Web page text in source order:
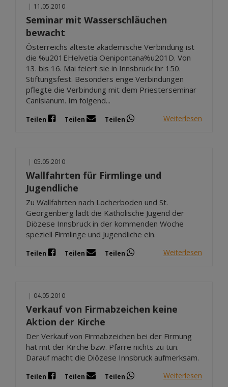
| 11.05.2010
Seminar mit Wasserschläuchen
bewacht
Österreichs älteste akademische Verbindung ist
die %u201EHelvetia Oenipontana%u201D. Von
13. bis 16. Mai feiert sie in Innsbruck ihr 150.
Stiftungsfest. Besonders enge Verbindungen
pflegte die Verbindung mit dem Priesterseminar
Canisianum. Im folgend...
Teilen Teilen Teilen Weiterlesen
| 05.05.2010
Wallfahrten für Firmlinge und
Jugendliche
Zu Wallfahrten nach Locherboden und St.
Georgenberg lädt die Katholische Jugend der
Diözese Innsbruck in der kommenden Woche
speziell Firmlinge und Jugendliche ein.
Teilen Teilen Teilen Weiterlesen
| 04.05.2010
Verkauf von Firmabzeichen keine
Aktion der Kirche
Der Verkauf von Firmabzeichen bei der Firmung
hat mit der Kirche bzw. Pfarre nichts zu tun.
Darauf macht die Diözese Innsbruck aufmerksam.
Teilen Teilen Teilen Weiterlesen